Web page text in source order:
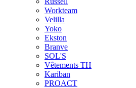
Workteam
Velilla
Yoko
Ekston
Branve
SOL'S
Vêtements TH
Kariban
PROACT